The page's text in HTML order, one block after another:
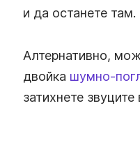
и да останете там.
Алтернативно,
двойка шумно-
затихнете